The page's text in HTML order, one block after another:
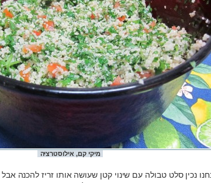
מיקי קם, אילוסטרציה
נכין סלט טבולה עם שינוי קטן שעושה אותו זריז להכנה